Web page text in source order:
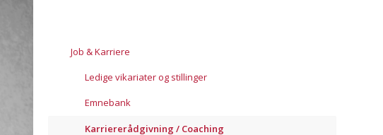
Job & Karriere
Ledige vikariater og stillinger
Emnebank
Karriererådgivning / Coaching